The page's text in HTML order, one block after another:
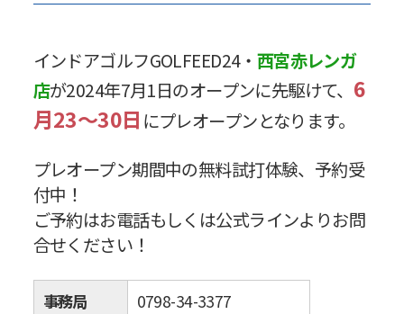
インドアゴルフGOLFEED24・ 西宮赤レンガ
店が2024年7月1日のオープンに先駆けて、 6
月23～30日 にプレオープンとなります。
プレオープン期間中の無料試打体験、予約受
付中！
ご予約はお電話もしくは公式ラインよりお問
合せください！
事務局
0798-34-3377